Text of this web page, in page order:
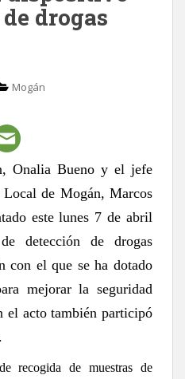
drogas
Mogán
Onalia Bueno y el jefe
de Mogán, Marcos
este lunes 7 de abril
detección de drogas
con el que se ha dotado
mejorar la seguridad
acto también participó
recogida de muestras de